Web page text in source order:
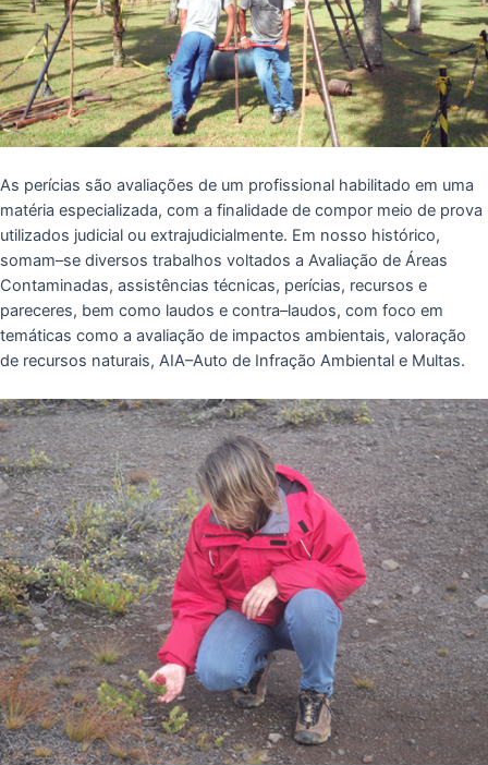
As perícias são avaliações de um profissional habilitado em uma
matéria especializada, com a finalidade de compor meio de prova
utilizados judicial ou extrajudicialmente. Em nosso histórico,
somam–se diversos trabalhos voltados a Avaliação de Áreas
Contaminadas, assistências técnicas, perícias, recursos e
pareceres, bem como laudos e contra–laudos, com foco em
temáticas como a avaliação de impactos ambientais, valoração
de recursos naturais, AIA–Auto de Infração Ambiental e Multas.